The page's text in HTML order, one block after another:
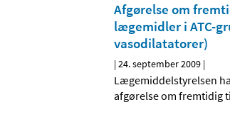
Afgørelse om
lægemidler i ATC-
vasodilatatorer)
|24. september 2009 |
Lægemiddelstyrelsen
afgørelse om fremtidig